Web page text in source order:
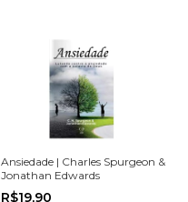
Ansiedade | Charles Spurgeon &
Jonathan Edwards
R$19,90